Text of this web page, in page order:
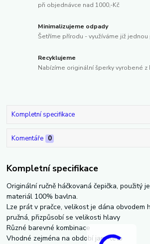
při objednávce nad 1000,-Kč
Minimalizujeme odpady
Šetříme přírodu - využíváme již
Recyklujeme
Nabízíme originální šperky vyrobené z
Kompletní specifikace
Komentáře 0
Kompletní specifikace
Originální ručně háčkovaná čepička, použitý
materiál 100% bavlna.
Lze prát v pračce, velikost je dána obvodem
pružná, přizpůsobí se velikosti hlavy
Různé barevné kombinace
Vhodné zejména na období jaro-léto